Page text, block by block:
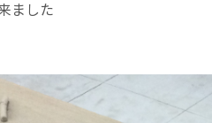
ました